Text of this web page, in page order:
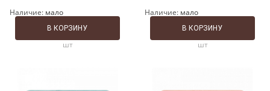
Наличие: мало
шт
В КОРЗИНУ
Наличие: мало
шт
В КОРЗИНУ